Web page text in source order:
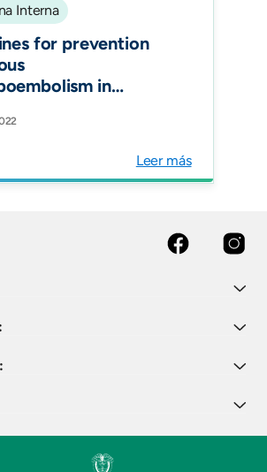
Interna
for prevention
in
and long-distance
in Latin America.
Leer más
Facebook Instagram